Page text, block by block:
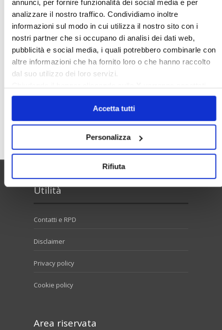
annunci, per fornire funzionalità dei social media e per
analizzare il nostro traffico. Condividiamo inoltre
informazioni sul modo in cui utilizza il nostro sito con i
nostri partner che si occupano di analisi dei dati web,
pubblicità e social media, i quali potrebbero combinarle con
altre informazioni che ha fornito loro o che hanno raccolto
dal suo utilizzo dei loro servizi.
solo i cookie necessari.
Accetta tutti
Personalizza
Rifiuta
Nudaproprietà
Prezzi Case
Prima Casa
Proprietari Casa
Rendite Catastali
Rivoluzioneliberale
Ruderi
Sicurezza
Sommerso
Sunia
Trasferimenti
Valore Case
Utilità
Contatti e RPD
Disclaimer
Privacy policy
Cookie policy
Area riservata